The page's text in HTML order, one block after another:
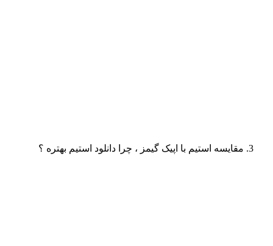
مقایسه استیم با اپیک گیمز ، چرا دانلود استیم بهتره ؟